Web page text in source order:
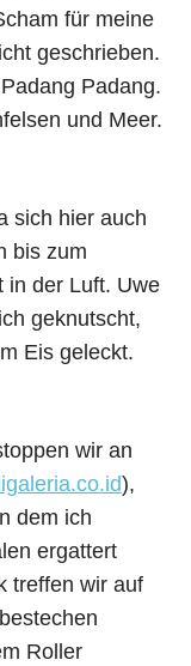
für meine
geschrieben.
Padang.
und Meer.
sich hier auch
bis zum
in der Luft. Uwe
geknutscht,
Eis geleckt.
wir an
),
dem ich
ergattert
treffen wir auf
Roller